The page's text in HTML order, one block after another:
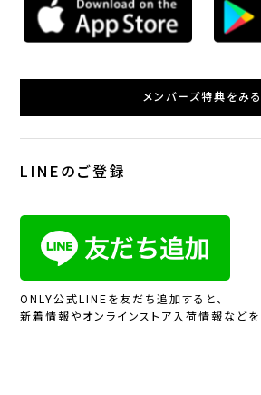
メンバーズ特典をみる
LINEのご登録
ONLY公式LINEを友だち追加すると、
新着情報やオンラインストア入荷情報などを